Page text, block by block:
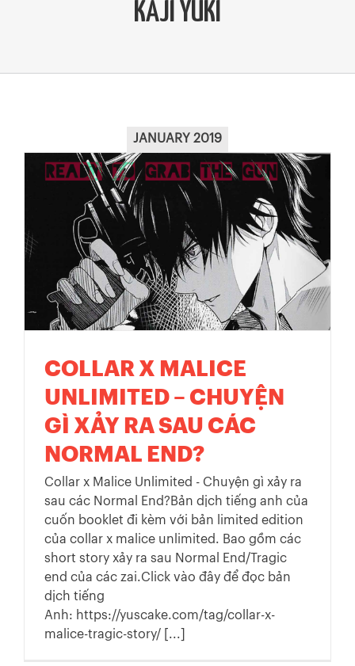
KAJI YUKI
JANUARY 2019
COLLAR X MALICE
UNLIMITED – CHUYỆN
GÌ XẢY RA SAU CÁC
NORMAL END?
Collar x Malice Unlimited - Chuyện gì xảy ra
sau các Normal End?Bản dịch tiếng anh của
cuốn booklet đi kèm với bản limited edition
của collar x malice unlimited. Bao gồm các
short story xảy ra sau Normal End/Tragic
end của các zai.Click vào đây để đọc bản
dịch tiếng
Anh: https://yuscake.com/tag/collar-x-
malice-tragic-story/ [...]